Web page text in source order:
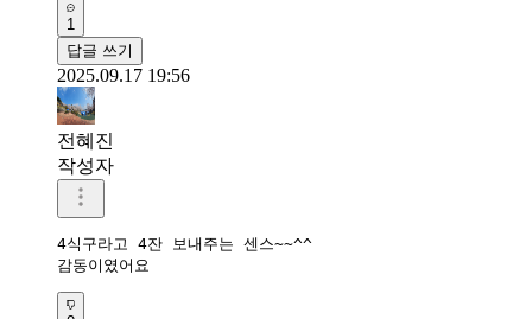
1
답글 쓰기
2025.09.17 19:56
전혜진
작성자
4식구라고 4잔 보내주는 센스~~^^